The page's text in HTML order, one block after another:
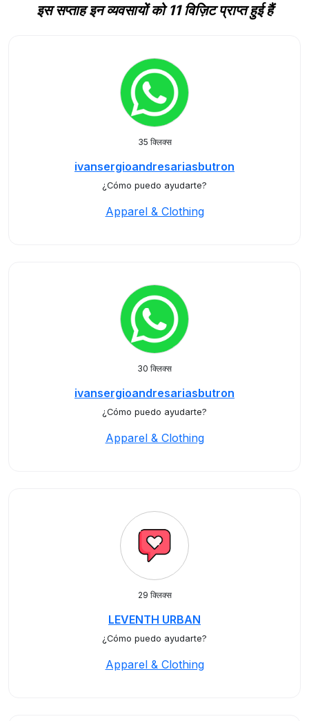
इस सप्ताह इन व्यवसायों को 11 विज़िट प्राप्त हुई हैं
35 क्लिक्स
ivansergioandresariasbutron
¿Cómo puedo ayudarte?
Apparel & Clothing
30 क्लिक्स
ivansergioandresariasbutron
¿Cómo puedo ayudarte?
Apparel & Clothing
29 क्लिक्स
LEVENTH URBAN
¿Cómo puedo ayudarte?
Apparel & Clothing